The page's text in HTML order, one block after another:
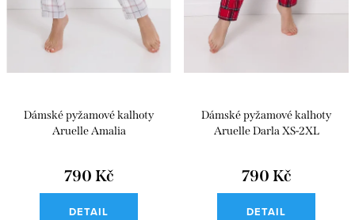
t
k
ů
Dámské pyžamové kalhoty
Aruelle Amalia
790 Kč
DETAIL
Dámské pyžamové kalhoty
Aruelle Darla XS-2XL
790 Kč
DETAIL